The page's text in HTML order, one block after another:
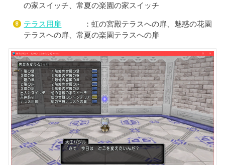
の家スイッチ、常夏の楽園の家スイッチ
テラス用扉 ：虹の宮殿テラスへの扉、魅惑の花園
テラスへの扉、常夏の楽園テラスへの扉